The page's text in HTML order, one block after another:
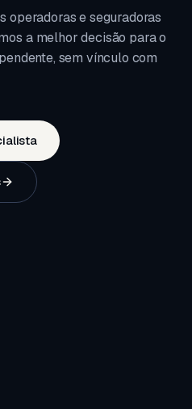
operadoras e seguradoras
a melhor decisão para o
sem vínculo com